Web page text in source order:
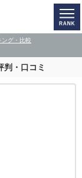
グ・比較
判・口コミ